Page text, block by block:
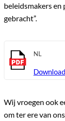
beleidsmakers
gebracht”.
NL
Wij vroegen ook
om ter ere van